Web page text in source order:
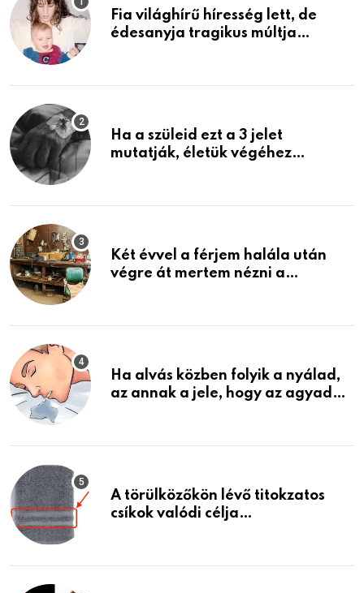
Fia világhírű híresség lett, de
édesanyja tragikus múltja
Ha a szüleid ezt a 3 jelet
mutatják, életük végéhez
Két évvel a férjem halála után
végre át mertem nézni a
életemet
Ha alvás közben folyik a nyálad,
az annak a jele, hogy az agyad…
A törülközőkön lévő titokzatos
csíkok valódi célja…